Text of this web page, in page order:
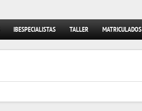
IBESPECIALISTAS TALLER MATRICULADOS